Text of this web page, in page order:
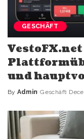
GESCHÄFT
VestoFX.net
und
By Admin Geschäft